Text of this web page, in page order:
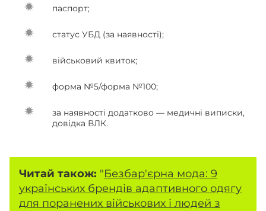
паспорт;
статус УБД (за наявності);
військовий квиток;
форма №5/форма №100;
за наявності додатково — медичні виписки,
довідка ВЛК.
Читай також: "Безбар'єрна мода: 9
українських брендів адаптивного одягу
для поранених військових і людей з